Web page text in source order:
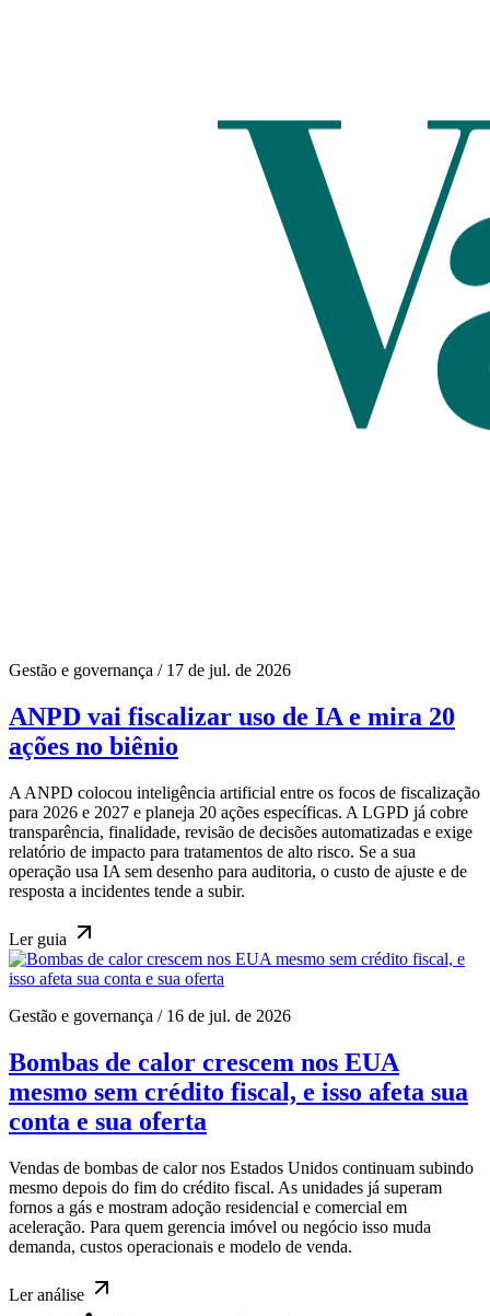
Gestão e governança / 17 de jul. de 2026
ANPD vai fiscalizar uso de IA e mira 20
ações no biênio
A ANPD colocou inteligência artificial entre os focos de fiscalização
para 2026 e 2027 e planeja 20 ações específicas. A LGPD já cobre
transparência, finalidade, revisão de decisões automatizadas e exige
relatório de impacto para tratamentos de alto risco. Se a sua
operação usa IA sem desenho para auditoria, o custo de ajuste e de
resposta a incidentes tende a subir.
Ler guia
Gestão e governança / 16 de jul. de 2026
Bombas de calor crescem nos EUA
mesmo sem crédito fiscal, e isso afeta sua
conta e sua oferta
Vendas de bombas de calor nos Estados Unidos continuam subindo
mesmo depois do fim do crédito fiscal. As unidades já superam
fornos a gás e mostram adoção residencial e comercial em
aceleração. Para quem gerencia imóvel ou negócio isso muda
demanda, custos operacionais e modelo de venda.
Leranálise